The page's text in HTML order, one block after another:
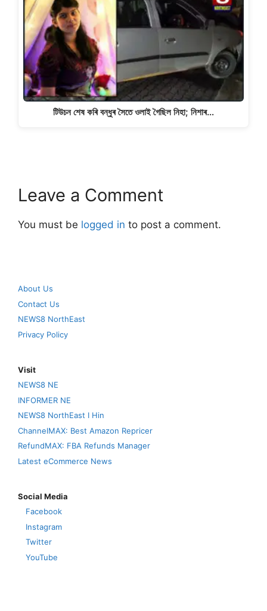
টিউচন শেষ কৰি বন্ধুৰ সৈতে ওলাই গৈছিল নিহা; নিশাৰ…
Leave a Comment
You must be logged in to post a comment.
About Us
Contact Us
NEWS8 NorthEast
Privacy Policy
Visit
NEWS8 NE
INFORMER NE
NEWS8 NorthEast I Hin
ChannelMAX: Best Amazon Repricer
RefundMAX: FBA Refunds Manager
Latest eCommerce News
Social Media
Facebook
Instagram
Twitter
YouTube